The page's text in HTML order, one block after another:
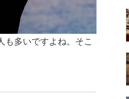
も多いですよね。そこ